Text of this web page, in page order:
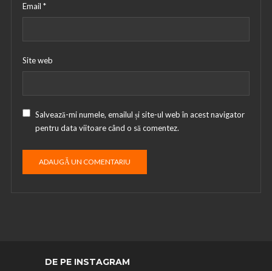
Email *
Site web
Salvează-mi numele, emailul și site-ul web în acest navigator
pentru data viitoare când o să comentez.
DE PE INSTAGRAM